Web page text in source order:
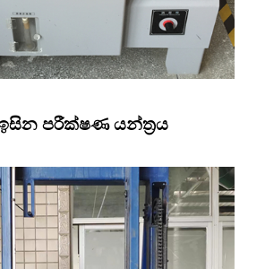
පරීක්ෂණ යන්ත්‍රය